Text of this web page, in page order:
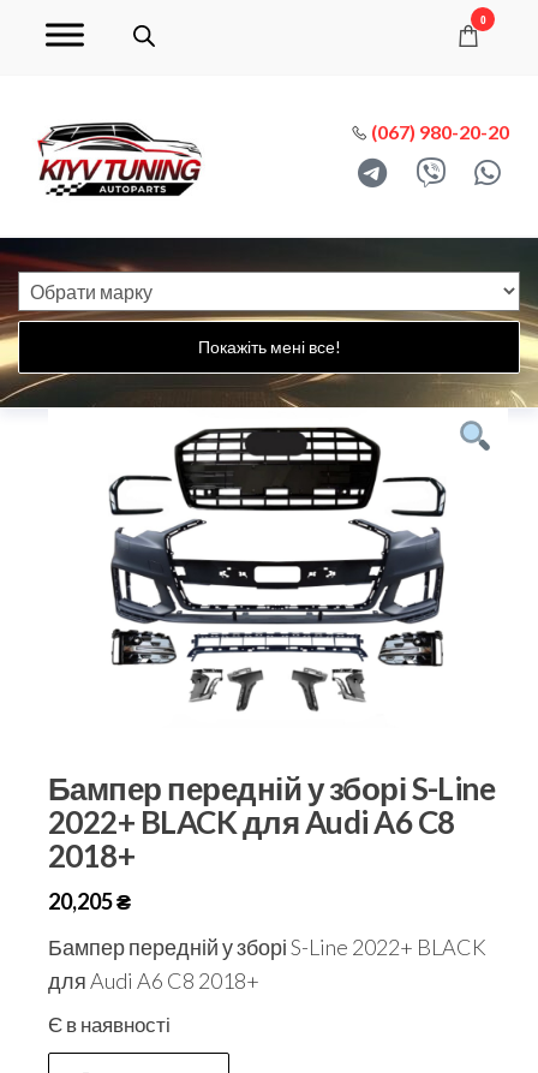
0
(067) 980-20-20
Покажіть мені все!
Бампер передній у зборі S-Line
2022+ BLACK для Audi A6 C8
2018+
20,205₴
Бампер передній у зборі S-Line 2022+ BLACK
для Audi A6 C8 2018+
Є в наявності